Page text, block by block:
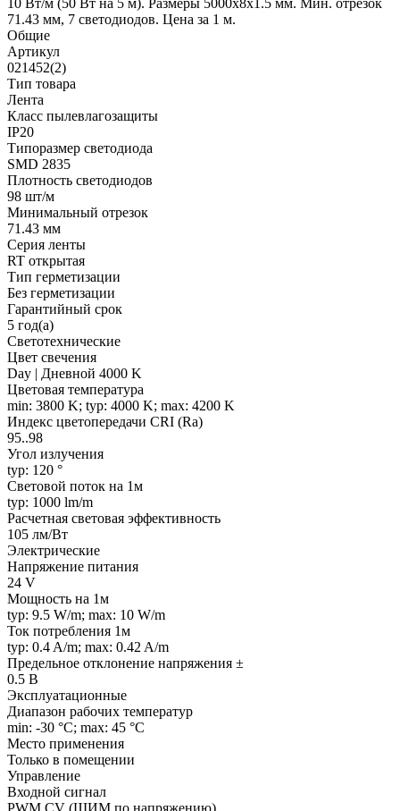
71.43 мм, 7 светодиодов. Цена за 1 м.
Общие
Артикул
021452(2)
Тип товара
Лента
Класс пылевлагозащиты
IP20
Типоразмер светодиода
SMD 2835
Плотность светодиодов
98 шт/м
Минимальный отрезок
71.43 мм
Серия ленты
RT открытая
Тип герметизации
Без герметизации
Гарантийный срок
5 год(а)
Светотехнические
Цвет свечения
Day | Дневной 4000 K
Цветовая температура
min: 3800 K; typ: 4000 K; max: 4200 K
Индекс цветопередачи CRI (Ra)
95..98
Угол излучения
typ: 120 °
Световой поток на 1м
typ: 1000 lm/m
Расчетная световая эффективность
105 лм/Вт
Электрические
Напряжение питания
24 V
Мощность на 1м
typ: 9.5 W/m; max: 10 W/m
Ток потребления 1м
typ: 0.4 A/m; max: 0.42 A/m
Предельное отклонение напряжения ±
0.5 В
Эксплуатационные
Диапазон рабочих температур
min: -30 °C; max: 45 °C
Место применения
Только в помещении
Управление
Входной сигнал
PWM СV (ШИМ по напряжению)